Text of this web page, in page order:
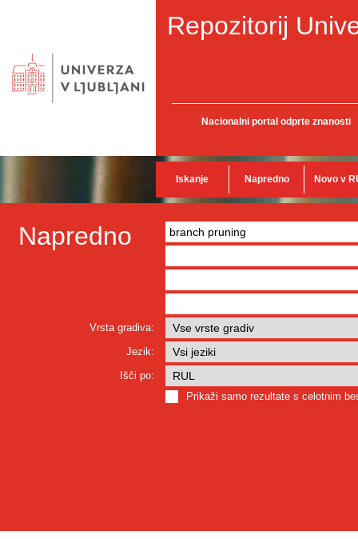
Repozitorij
Nacionalni portal odprte znanosti
Iskanje Napredno Novo v
Napredno
Vrsta gradiva:
Jezik:
Išči po:
Prikaži samo rezultate s celotnim